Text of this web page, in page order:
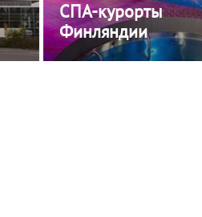
СПА-курорты
Финляндии